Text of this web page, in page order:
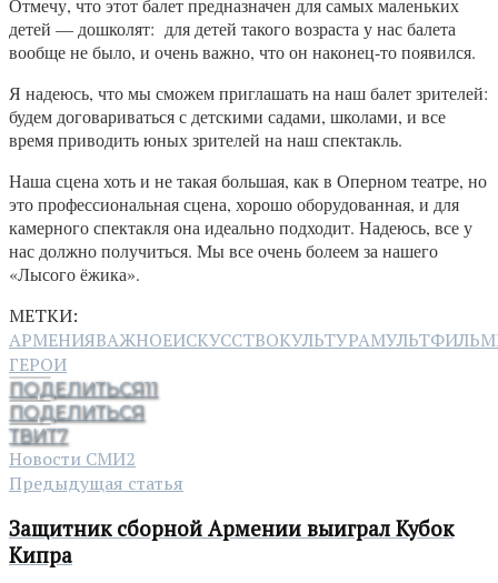
детей — дошколят: для детей такого возраста у нас балета
вообще не было, и очень важно, что он наконец-то появился.
Я надеюсь, что мы сможем приглашать на наш балет зрителей:
будем договариваться с детскими садами, школами, и все
время приводить юных зрителей на наш спектакль.
Наша сцена хоть и не такая большая, как в Оперном театре, но
это профессиональная сцена, хорошо оборудованная, и для
камерного спектакля она идеально подходит. Надеюсь, все у
нас должно получиться. Мы все очень болеем за нашего
«Лысого ёжика».
МЕТКИ:
АРМЕНИЯВАЖНОЕИСКУССТВОКУЛЬТУРА
ГЕРОИ
ПОДЕЛИТЬСЯ11
ПОДЕЛИТЬСЯ
ТВИТ7
Новости СМИ2
Предыдущая статья
Защитник сборной Армении выиграл Кубок
Кипра